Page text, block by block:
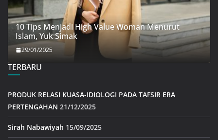
10 Tips Menjadi High Value Woman Menurut
Islam, Yuk Simak
29/01/2025
TERBARU
PRODUK RELASI KUASA-IDIOLOGI PADA TAFSIR ERA
PERTENGAHAN 21/12/2025
Sirah Nabawiyah 15/09/2025